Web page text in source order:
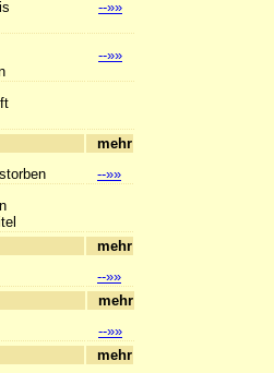
--»»
--»»
mehr
--»»
mehr
--»»
mehr
--»»
mehr